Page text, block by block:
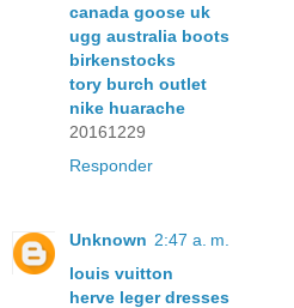
canada goose uk
ugg australia boots
birkenstocks
tory burch outlet
nike huarache
20161229
Responder
Unknown 2:47 a. m.
louis vuitton
herve leger dresses